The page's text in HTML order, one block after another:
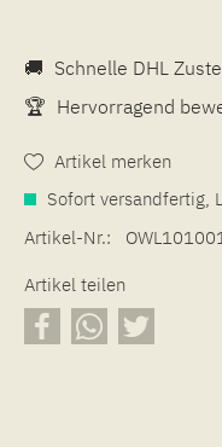
🚚 Schnelle DHL
🏆 Hervorragend
Artikel merken
Sofort versandfertig,
Artikel-Nr.:
OWL101001
Artikel teilen